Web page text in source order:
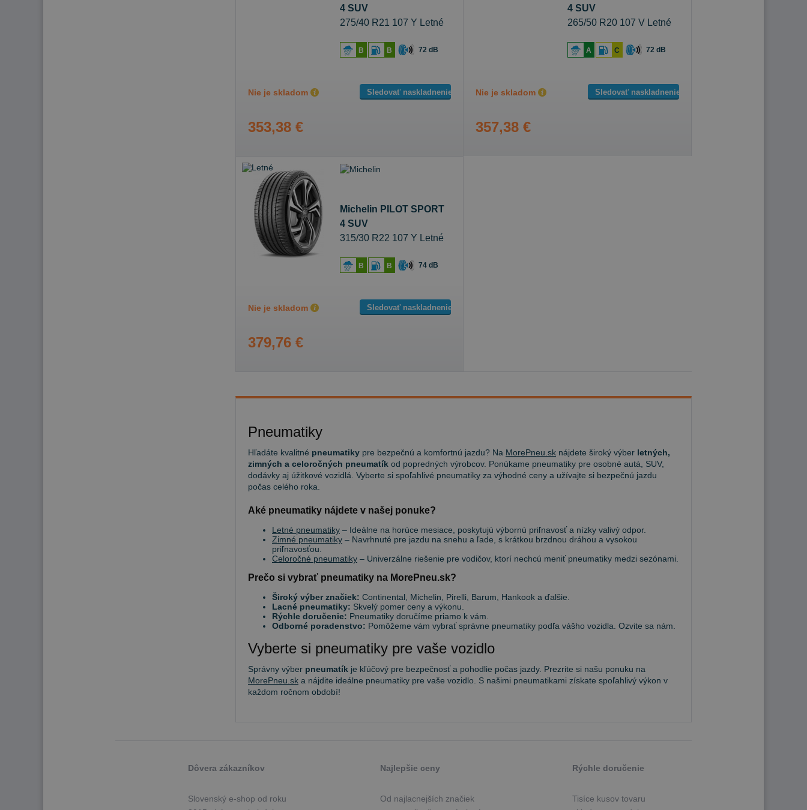
4 SUV
275/40 R21 107 Y Letné
B B 72 dB
Nie je skladom Sledovať naskladnenie
353,38 €
4 SUV
265/50 R20 107 V Letné
A C 72 dB
Nie je skladom Sledovať naskladnenie
357,38 €
Michelin PILOT SPORT
4 SUV
315/30 R22 107 Y Letné
B B 74 dB
Nie je skladom Sledovať naskladnenie
379,76 €
Pneumatiky
Hľadáte kvalitné pneumatiky pre bezpečnú a komfortnú jazdu? Na MorePneu.sk nájdete široký výber letných,
zimných a celoročných pneumatík od popredných výrobcov. Ponúkame pneumatiky pre osobné autá, SUV,
dodávky aj úžitkové vozidlá. Vyberte si spoľahlivé pneumatiky za výhodné ceny a užívajte si bezpečnú jazdu
počas celého roka.
Aké pneumatiky nájdete v našej ponuke?
Letné pneumatiky – Ideálne na horúce mesiace, poskytujú výbornú priľnavosť a nízky valivý odpor.
Zimné pneumatiky – Navrhnuté pre jazdu na snehu a ľade, s krátkou brzdnou dráhou a vysokou
priľnavosťou.
Celoročné pneumatiky – Univerzálne riešenie pre vodičov, ktorí nechcú meniť pneumatiky medzi sezónami.
Prečo si vybrať pneumatiky na MorePneu.sk?
Široký výber značiek: Continental, Michelin, Pirelli, Barum, Hankook a ďalšie.
Lacné pneumatiky: Skvelý pomer ceny a výkonu.
Rýchle doručenie: Pneumatiky doručíme priamo k vám.
Odborné poradenstvo: Pomôžeme vám vybrať správne pneumatiky podľa vášho vozidla. Ozvite sa nám.
Vyberte si pneumatiky pre vaše vozidlo
Správny výber pneumatík je kľúčový pre bezpečnosť a pohodlie počas jazdy. Prezrite si našu ponuku na
MorePneu.sk a nájdite ideálne pneumatiky pre vaše vozidlo. S našimi pneumatikami získate spoľahlivý výkon v
každom ročnom období!
Dôvera zákazníkov
Slovenský e-shop od roku
Najlepšie ceny
Od najlacnejších značiek
Rýchle doručenie
Tisíce kusov tovaru